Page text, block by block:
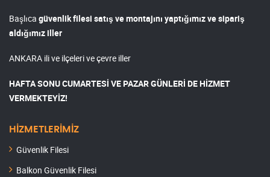
Başlıca güvenlik filesi satış ve montajını yaptığımız ve sipariş
aldığımız iller
ANKARA ili ve ilçeleri ve çevre iller
HAFTA SONU CUMARTESİ VE PAZAR GÜNLERİ DE HİZMET
VERMEKTEYİZ!
HİZMETLERİMİZ
Güvenlik Filesi
Balkon Güvenlik Filesi